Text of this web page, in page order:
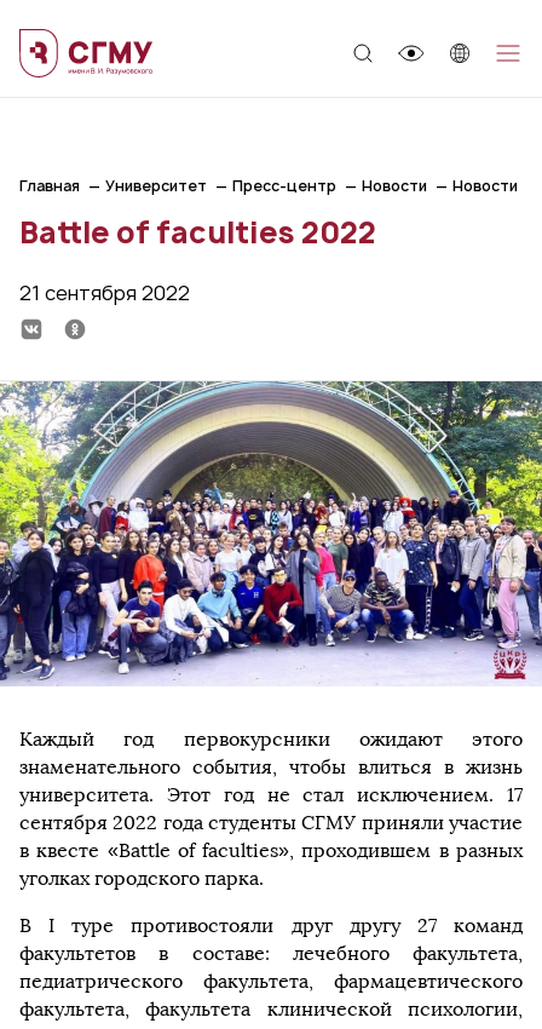
Главная Университет Пресс-центр Новости Новости
Battle of faculties 2022
21 сентября 2022
Каждый год первокурсники ожидают этого
знаменательного события, чтобы влиться в жизнь
университета. Этот год не стал исключением. 17
сентября 2022 года студенты СГМУ приняли участие
в квесте «Battle of faculties», проходившем в разных
уголках городского парка.
В I туре противостояли друг другу 27 команд
факультетов в составе: лечебного факультета,
педиатрического факультета, фармацевтического
факультета, факультета клинической психологии,